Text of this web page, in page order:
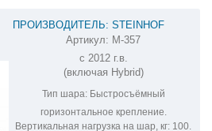
ПРОИЗВОДИТЕЛЬ: STEINHOF
ФАРКОП НА MITSUBISHI OUTLANDER
M-357
Артикул: M-357
с 2012 г.в.
(включая Hybrid)
Тип шара:Быстросъёмный
горизонтальное крепление.
Вертикальная нагрузка на шар, кг: 100.